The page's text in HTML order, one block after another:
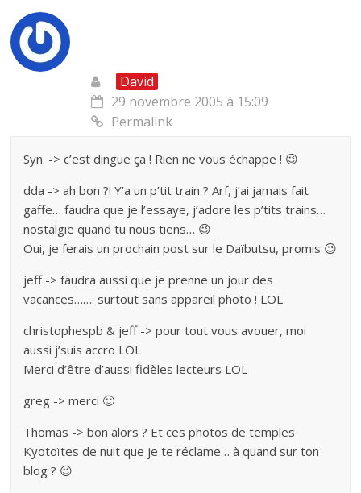
David
29 novembre 2005 à 15:09
Permalink
Syn. -> c’est dingue ça ! Rien ne vous échappe ! 😉
dda -> ah bon ?! Y’a un p’tit train ? Arf, j’ai jamais fait
gaffe… faudra que je l’essaye, j’adore les p’tits trains…
nostalgie quand tu nous tiens… 😉
Oui, je ferais un prochain post sur le Daïbutsu, promis 😉
jeff -> faudra aussi que je prenne un jour des
vacances……. surtout sans appareil photo ! LOL
christophespb & jeff -> pour tout vous avouer, moi
aussi j’suis accro LOL
Merci d’être d’aussi fidèles lecteurs LOL
greg -> merci 🙂
Thomas -> bon alors ? Et ces photos de temples
Kyotoïtes de nuit que je te réclame… à quand sur ton
blog ? 😉